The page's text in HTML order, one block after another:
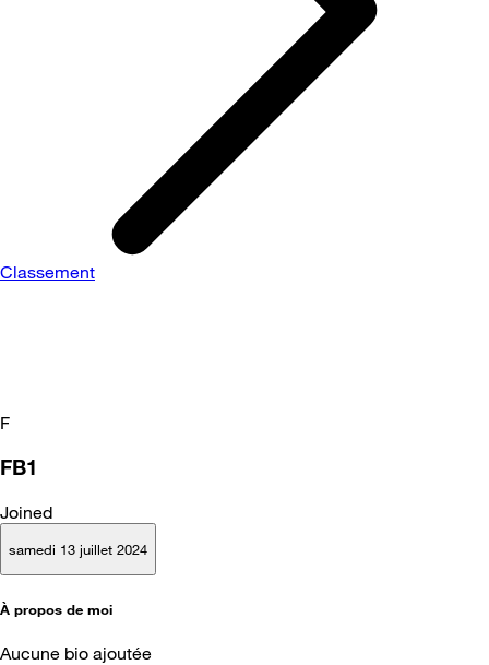
Classement
F
FB1
Joined
samedi 13 juillet 2024
À propos de moi
Aucune bio ajoutée